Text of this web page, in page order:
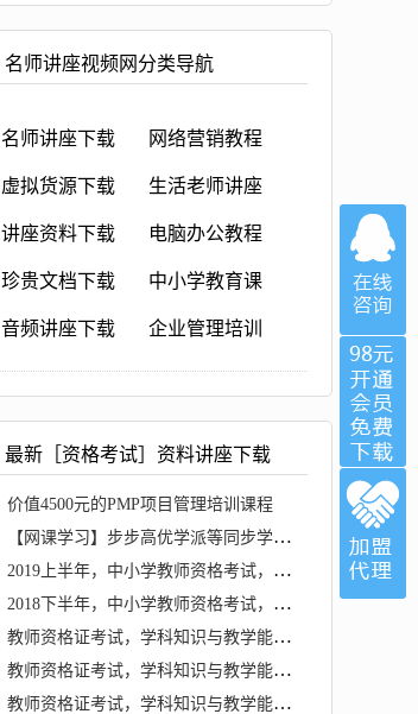
名师讲座视频网分类导航
名师讲座下载 网络营销教程
虚拟货源下载 生活老师讲座
讲座资料下载 电脑办公教程
珍贵文档下载 中小学教育课
音频讲座下载 企业管理培训
最新［资格考试］资料讲座下载
价值4500元的PMP项目管理培训课程
【网课学习】步步高优学派等同步学习软件集合程序软件
2019上半年，中小学教师资格考试，各学科知识与教学能力试题
2018下半年，中小学教师资格考试，各学科知识与教学能力试题
教师资格证考试，学科知识与教学能力 (初中语文)
教师资格证考试，学科知识与教学能力 (初中英语)
教师资格证考试，学科知识与教学能力 (初中音乐)